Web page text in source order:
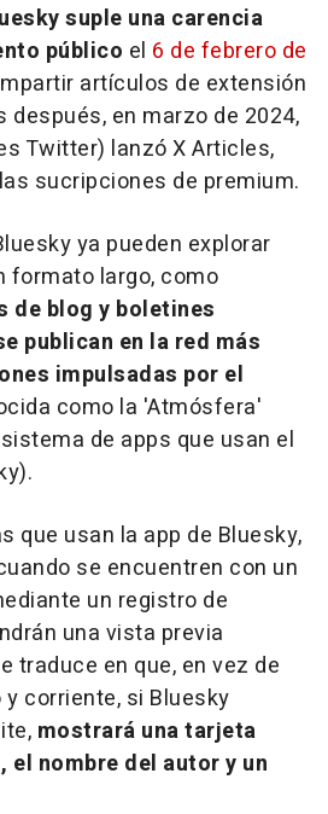
suple una carencia
público el 6 de febrero de
artículos de extensión
después, en marzo de 2024,
Twitter) lanzó X Articles,
sucripciones de premium.
ya pueden explorar
formato largo, como
de blog y boletines
publican en la red más
impulsadas por el
como la 'Atmósfera'
de apps que usan el
que usan la app de Bluesky,
se encuentren con un
un registro de
una vista previa
traduce en que, en vez de
corriente, si Bluesky
mostrará una tarjeta
nombre del autor y un